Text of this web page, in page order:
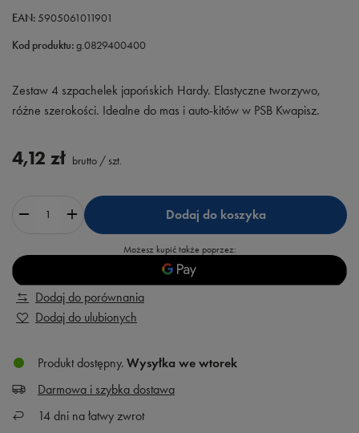
EAN:5905061011901
Kod produktu:g.0829400400
Zestaw 4 szpachelek japońskich Hardy. Elastyczne tworzywo,
różne szerokości. Idealne do mas i auto-kitów w PSB Kwapisz.
4,12 zł brutto / szt.
Dodaj do koszyka
Możesz kupić także poprzez:
Dodaj do porównania
Dodaj do ulubionych
Produkt dostępny Wysyłka we wtorek
Darmowa i szybka dostawa
14 dni na łatwy zwrot